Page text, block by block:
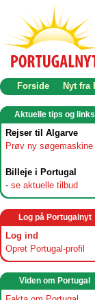
Forside Nyt fra
Aktuelle tips og links
Rejser til Algarve
Prøv ny søgemaskine
Billeje i Portugal
- se aktuelle tilbud
Log på Portugalnyt
Log ind
Opret Portugal-profil
Viden om Portugal